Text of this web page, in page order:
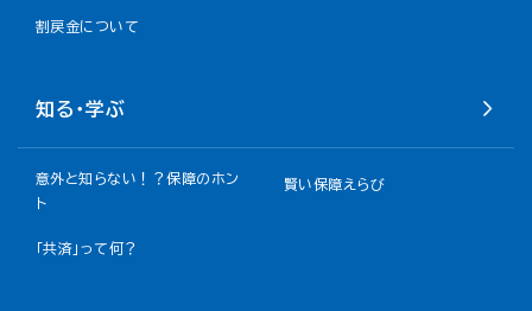
割戻金について​
知る・学ぶ
意外と知らない！？保障のホン
ト
賢い保障えらび
「共済」って何？